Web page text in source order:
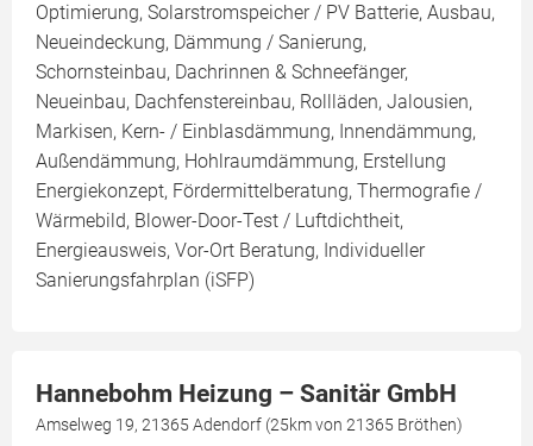
Optimierung, Solarstromspeicher / PV Batterie, Ausbau,
Neueindeckung, Dämmung / Sanierung,
Schornsteinbau, Dachrinnen & Schneefänger,
Neueinbau, Dachfenstereinbau, Rollläden, Jalousien,
Markisen, Kern- / Einblasdämmung, Innendämmung,
Außendämmung, Hohlraumdämmung, Erstellung
Energiekonzept, Fördermittelberatung, Thermografie /
Wärmebild, Blower-Door-Test / Luftdichtheit,
Energieausweis, Vor-Ort Beratung, Individueller
Sanierungsfahrplan (iSFP)
Hannebohm Heizung – Sanitär GmbH
Amselweg 19, 21365 Adendorf (25km von 21365 Bröthen)